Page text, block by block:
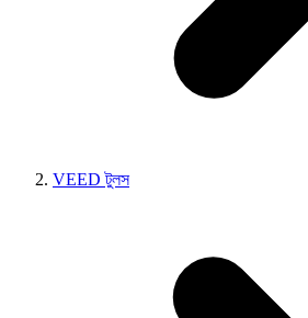
VEED টুলস